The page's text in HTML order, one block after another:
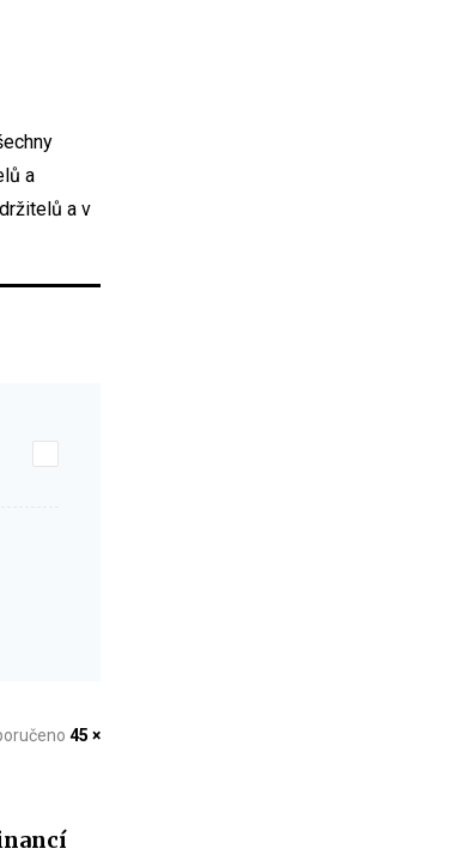
a
a v
45 ×